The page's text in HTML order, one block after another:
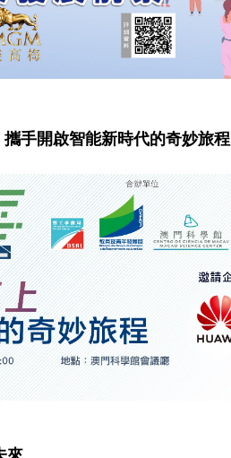
手開啟智能新時代的奇妙旅程